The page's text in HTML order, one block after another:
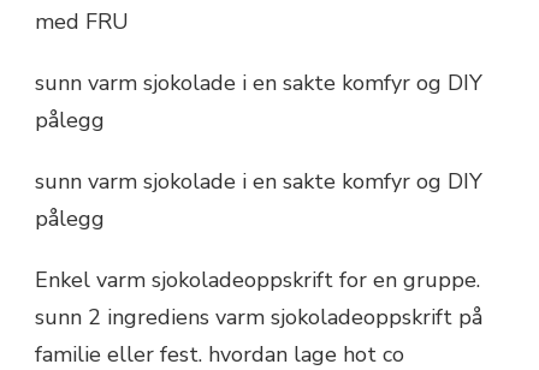
med FRU
sunn varm sjokolade i en sakte komfyr og DIY
pålegg
sunn varm sjokolade i en sakte komfyr og DIY
pålegg
Enkel varm sjokoladeoppskrift for en gruppe.
sunn 2 ingrediens varm sjokoladeoppskrift på
familie eller fest. hvordan lage hot co